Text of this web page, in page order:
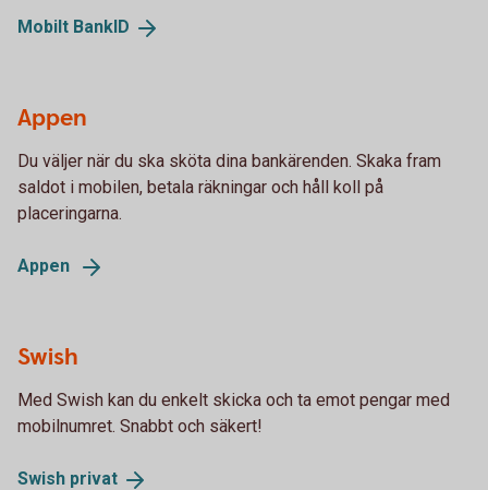
Mobilt BankID
Appen
Du väljer när du ska sköta dina bankärenden. Skaka fram
saldot i mobilen, betala räkningar och håll koll på
placeringarna.
Appen
Swish
Med Swish kan du enkelt skicka och ta emot pengar med
mobilnumret. Snabbt och säkert!
Swish privat